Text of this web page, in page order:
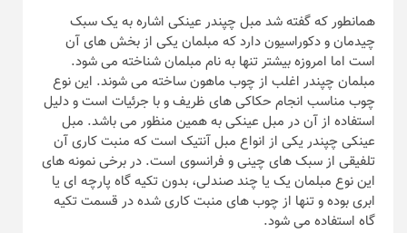
همانطور که گفته شد مبل چپندر عینکی اشاره به یک سبک
چیدمان و دکوراسیون دارد که مبلمان یکی از بخش های آن
است اما امروزه بیشتر تنها به نام مبلمان شناخته می شود.
مبلمان چپندر اغلب از چوب ماهون ساخته می شوند. این نوع
چوب مناسب انجام حکاکی های ظریف و با جرئیات است و دلیل
استفاده از آن در مبل عینکی به همین منظور می باشد. مبل
عینکی چپندر یکی از انواع مبل آنتیک است که منبت کاری آن
تلفیقی از سبک های چینی و فرانسوی است. در برخی نمونه های
این نوع مبلمان یک یا چند صندلی، بدون تکیه گاه پارچه ای یا
ابری بوده و تنها از چوب های منبت کاری شده در قسمت تکیه
گاه استفاده می شود.